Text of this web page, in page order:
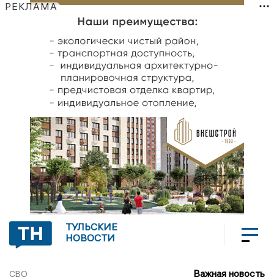
РЕКЛАМА
ТУЛЬСКИЕ
НОВОСТИ
СВО Важная новость